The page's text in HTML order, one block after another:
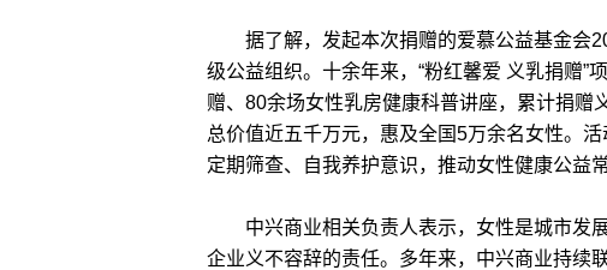
据了解，发起本次捐赠的爱慕公益基金会
级公益组织。十余年来，“粉红馨爱 义乳捐赠”
赠、80余场女性乳房健康科普讲座，累计捐赠
总价值近五千万元，惠及全国5万余名女性。
定期筛查、自我养护意识，推动女性健康公益
中兴商业相关负责人表示，女性是城市发
企业义不容辞的责任。多年来，中兴商业持续